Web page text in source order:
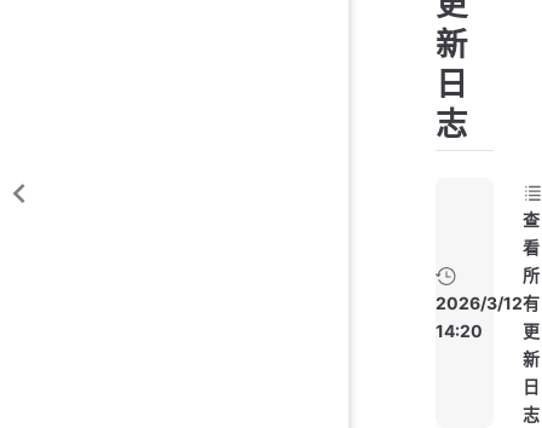
新
日
志
2026/3/12
14:20
查
看
所
有
更
新
日
志